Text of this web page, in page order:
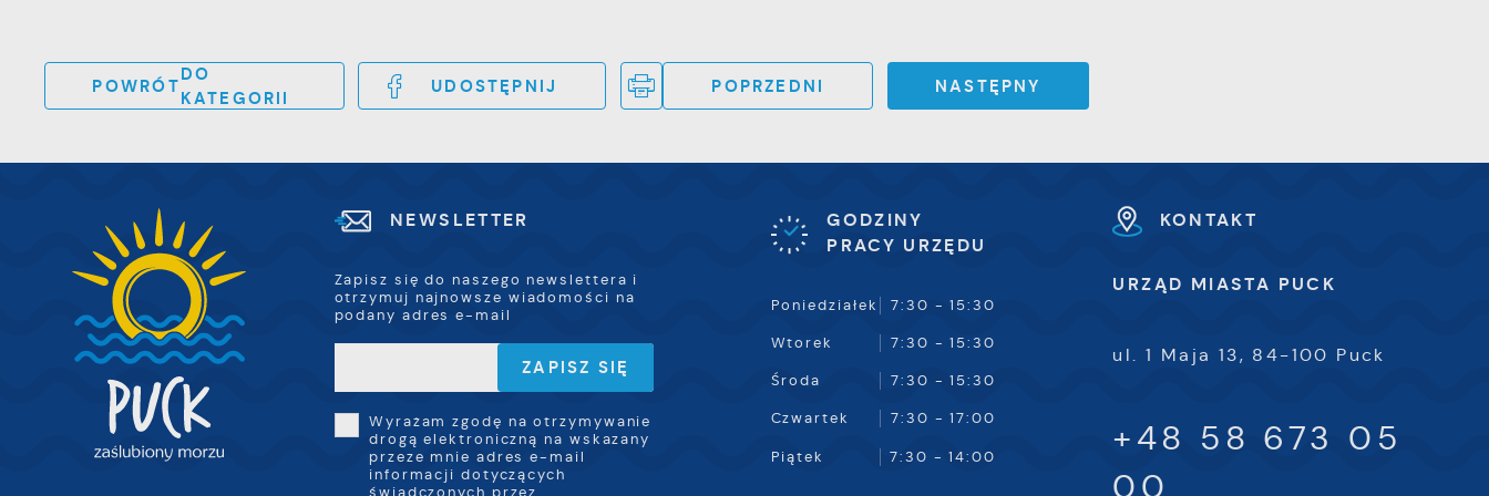
POWRÓT
DO
KATEGORII
UDOSTĘPNIJ POPRZEDNI NASTĘPNY
NEWSLETTER
Zapisz się do naszego newslettera i
otrzymuj najnowsze wiadomości na
podany adres e-mail
Wyrażam zgodę na otrzymywanie
drogą elektroniczną na wskazany
przeze mnie adres e-mail
informacji dotyczących
GODZINY
PRACY URZĘDU
Poniedziałek 7:30 - 15:30
Wtorek 7:30 - 15:30
Środa 7:30 - 15:30
Czwartek 7:30 - 17:00
Piątek 7:30 - 14:00
KONTAKT
URZĄD MIASTA PUCK
ul. 1 Maja 13, 84-100 Puck
+48 58 673 05
00